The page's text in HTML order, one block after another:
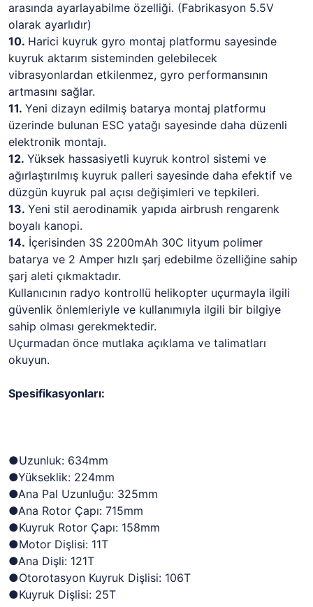
arasında ayarlayabilme özelliği. (Fabrikasyon 5.5V
olarak ayarlıdır)
10. Harici kuyruk gyro montaj platformu sayesinde
kuyruk aktarım sisteminden gelebilecek
vibrasyonlardan etkilenmez, gyro performansının
artmasını sağlar.
11. Yeni dizayn edilmiş batarya montaj platformu
üzerinde bulunan ESC yatağı sayesinde daha düzenli
elektronik montajı.
12. Yüksek hassasiyetli kuyruk kontrol sistemi ve
ağırlaştırılmış kuyruk palleri sayesinde daha efektif ve
düzgün kuyruk pal açısı değişimleri ve tepkileri.
13. Yeni stil aerodinamik yapıda airbrush rengarenk
boyalı kanopi.
14. İçerisinden 3S 2200mAh 30C lityum polimer
batarya ve 2 Amper hızlı şarj edebilme özelliğine sahip
şarj aleti çıkmaktadır.
Kullanıcının radyo kontrollü helikopter uçurmayla ilgili
güvenlik önlemleriyle ve kullanımıyla ilgili bir bilgiye
sahip olması gerekmektedir.
Uçurmadan önce mutlaka açıklama ve talimatları
okuyun.
Spesifikasyonları:
●Uzunluk: 634mm
●Yükseklik: 224mm
●Ana Pal Uzunluğu: 325mm
●Ana Rotor Çapı: 715mm
●Kuyruk Rotor Çapı: 158mm
●Motor Dişlisi: 11T
●Ana Dişli: 121T
●Otorotasyon Kuyruk Dişlisi: 106T
●Kuyruk Dişlisi: 25T